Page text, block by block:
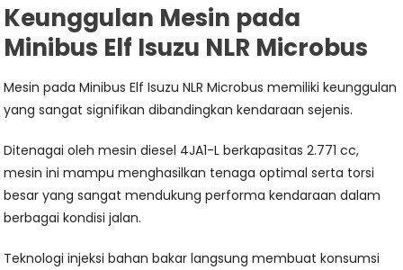
Keunggulan Mesin pada
Minibus Elf Isuzu NLR Microbus
Mesin pada Minibus Elf Isuzu NLR Microbus memiliki keunggulan
yang sangat signifikan dibandingkan kendaraan sejenis.
Ditenagai oleh mesin diesel 4JA1-L berkapasitas 2.771 cc,
mesin ini mampu menghasilkan tenaga optimal serta torsi
besar yang sangat mendukung performa kendaraan dalam
berbagai kondisi jalan.
Teknologi injeksi bahan bakar langsung membuat konsumsi